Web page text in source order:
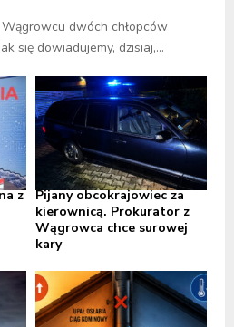
dwóch chłopców
się dowiadujemy, dzisiaj,...
z
Pijany obcokrajowiec za
kierownicą. Prokurator z
Wągrowca chce surowej
kary